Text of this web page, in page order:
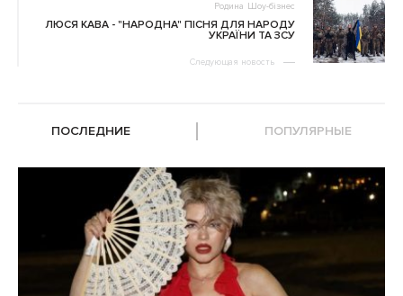
Родина Шоу-бізнес
ЛЮСЯ КАВА - "НАРОДНА" ПІСНЯ ДЛЯ НАРОДУ
УКРАЇНИ ТА ЗСУ
Следующая новость
ПОСЛЕДНИЕ ПОПУЛЯРНЫЕ